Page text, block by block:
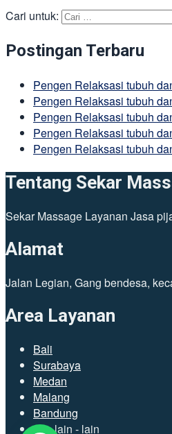
Cari untuk:
Postingan Terbaru
Pengen Relaksasi tubuh
Pengen Relaksasi tubuh
Pengen Relaksasi tubuh
Pengen Relaksasi tubuh
Pengen Relaksasi tubuh
Tentang Sekar
Sekar Massage Layanan Jasa
Alamat
Jalan Legian, Gang bendesa,
Area Layanan
Bali
Surabaya
Medan
Malang
Bandung
dan lain - lain